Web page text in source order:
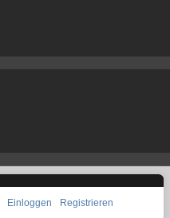
Einloggen Registrieren